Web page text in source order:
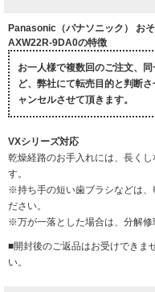
Panasonic（パナソニック） お
AXW22R-9DA0の特徴
お一人様で複数回のご注文、
ど、弊社にて転売目的と判断
ャンセルさせて頂きます。
VXシリーズ対応
乾燥経路のお手入れには、長く
す。
※持ち手の短い歯ブラシなどは、
ださい。
※万が一落とした場合は、分解修
■開封後のご返品はお受けできま
い。